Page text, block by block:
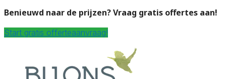
Benieuwd naar de prijzen? Vraag gratis offertes aan!
Start gratis offerteaanvraag!